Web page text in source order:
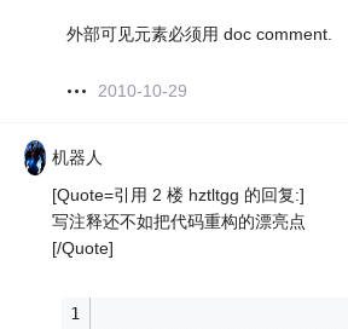
外部可见元素必须用 doc comment.
2010-10-29
机器人
[Quote=引用 2 楼 hztltgg 的回复:]
写注释还不如把代码重构的漂亮点
[/Quote]